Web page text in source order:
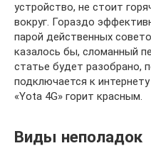
устройство, не стоит
вокруг. Гораздо
парой действенных
казалось бы, сломанный
статье будет разобрано,
подключается к
«Yota 4G» горит красным.
Виды неполадок